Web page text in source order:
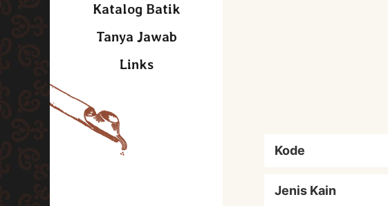
Katalog Batik
Tanya Jawab
Links
Kode
Jenis Kain